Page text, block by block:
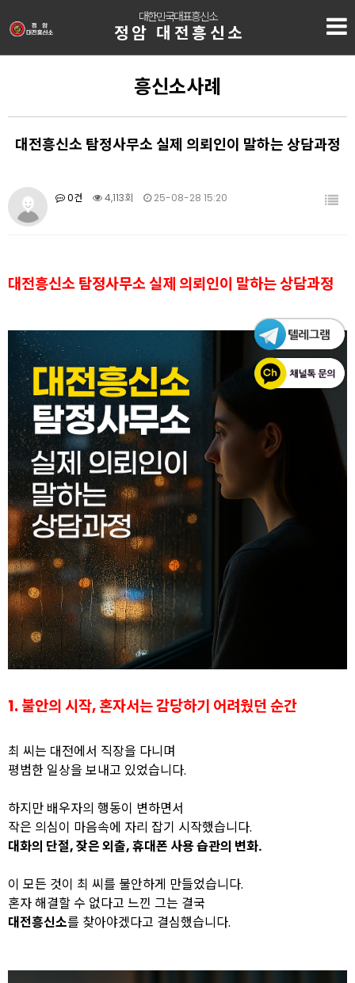
대한민국대표흥신소
정암 대전흥신소
흥신소사례
대전흥신소 탐정사무소 실제 의뢰인이 말하는 상담과정
0건 4,113회 25-08-28 15:20
대전흥신소 탐정사무소 실제 의뢰인이 말하는 상담과정
1. 불안의 시작, 혼자서는감당하기 어려웠던 순간
최 씨는 대전에서 직장을 다니며
평범한 일상을 보내고 있었습니다.
하지만 배우자의 행동이 변하면서
작은 의심이 마음속에 자리 잡기 시작했습니다.
대화의 단절, 잦은 외출, 휴대폰 사용 습관의 변화.
이 모든 것이 최 씨를 불안하게 만들었습니다.
혼자 해결할 수 없다고 느낀 그는 결국
대전흥신소를 찾아야겠다고 결심했습니다.